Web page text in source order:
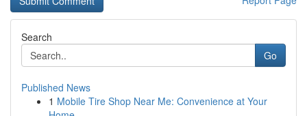
Search
Go
Published News
1 Mobile Tire Shop Near Me: Convenience at Your